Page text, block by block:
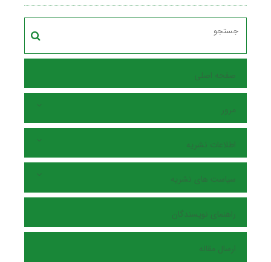
صفحه اصلی
مرور
اطلاعات نشریه
سیاست های نشریه
راهنمای نویسندگان
ارسال مقاله